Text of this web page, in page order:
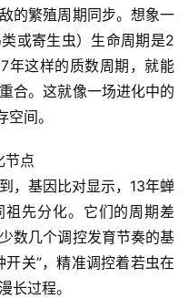
的繁殖周期同步。想象一
或寄生虫）生命周期是2
年这样的质数周期，就能
合。这就像一场进化中的
间。
节点
，基因比对显示，13年蝉
先分化。它们的周期差
少数几个调控发育节奏的基
关”，精准调控着若虫在
长过程。